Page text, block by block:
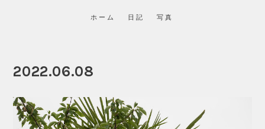
ホーム 日記 写真
2022.06.08